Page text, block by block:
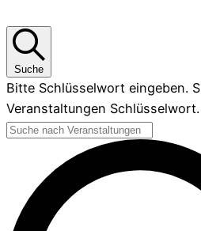
Suche
Bitte Schlüsselwort eingeben.
Veranstaltungen Schlüsselwort.